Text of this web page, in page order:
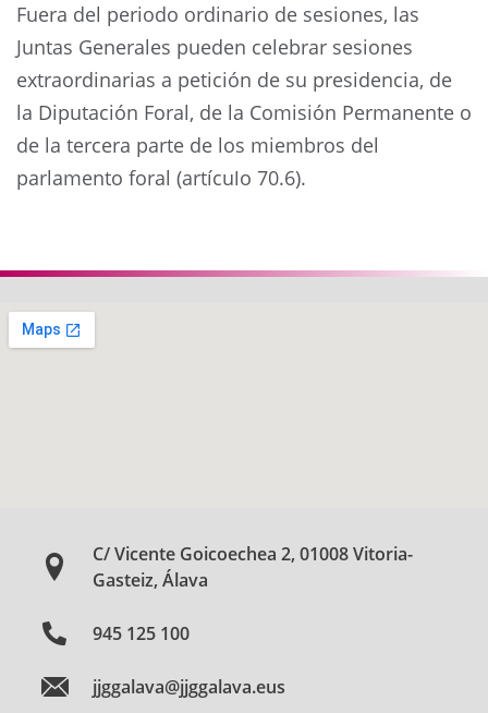
Fuera del periodo ordinario de sesiones, las
Juntas Generales pueden celebrar sesiones
extraordinarias a petición de su presidencia, de
la Diputación Foral, de la Comisión Permanente o
de la tercera parte de los miembros del
parlamento foral (artículo 70.6).
C/ Vicente Goicoechea 2, 01008 Vitoria-
Gasteiz, Álava
945 125 100
jjggalava@jjggalava.eus